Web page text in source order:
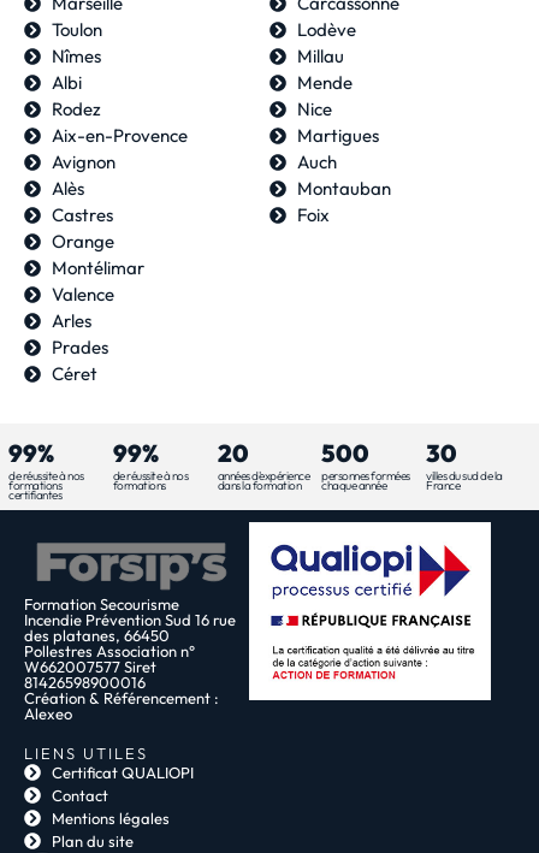
Toulon
Nîmes
Lodève
Millau
Albi
Rodez
Aix-en-Provence
Avignon
Alès
Castres
Mende
Nice
Martigues
Auch
Montauban
Foix
Orange
Montélimar
Valence
Arles
Prades
Céret
99%
de réussite à nos
formations
certifiantes
99%
de réussite à nos
formations
20
années d'expérience
dans la formation
500
personnes formées
chaque année
30
villes du sud de la
France
Formation Secourisme
Incendie Prévention Sud 16 rue
des platanes, 66450
Pollestres Association n°
W662007577 Siret
81426598900016
Création & Référencement :
Alexeo
LIENS UTILES
Certificat QUALIOPI
Contact
Mentions légales
Plan du site